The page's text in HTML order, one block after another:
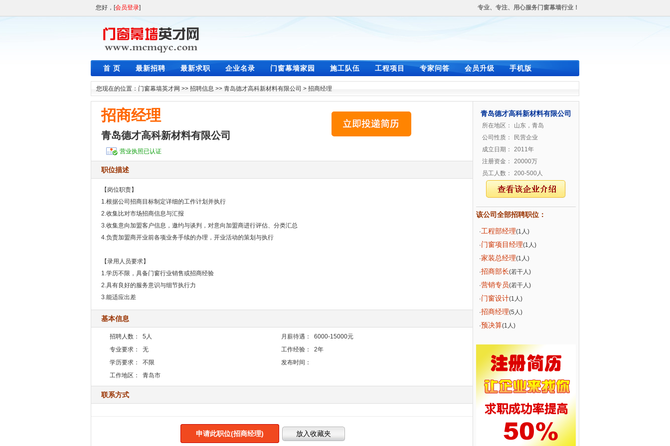
您好，[会员登录] 专业、专注、用心服务门窗幕墙行业！
首 页 最新招聘 最新求职 企业名录 门窗幕墙家园 施工队伍 工程项目 专家问答 会员升级 手机版
您现在的位置： 门窗幕墙英才网 >> 招聘信息 >> 青岛德才高科新材料有限公司 > 招商经理
招商经理
青岛德才高科新材料有限公司
营业执照已认证
职位描述
【岗位职责】
1.根据公司招商目标制定详细的工作计划并执行
2.收集比对市场招商信息与汇报
3.收集意向加盟客户信息，邀约与谈判，对意向加盟商进行评估、分类汇总
4.负责加盟商开业前各项业务手续的办理，开业活动的策划与执行
【录用人员要求】
1.学历不限，具备门窗行业销售或招商经验
2.具有良好的服务意识与细节执行力
3.能适应出差
基本信息
招聘人数： 5人 月薪待遇：
6000-15000元
专业要求：
无 工作经验：
2年
学历要求：
不限
发布时间：
工作地区：
青岛市
联系方式
申请此职位(招商经理)
青岛德才高科新材料有限公司
所在地区：
山东，青岛
公司性质：
民营企业
成立日期：
2011年
注册资金：
20000万
员工人数：
200-500人
该公司全部招聘职位：
·工程部经理(1人)
·门窗项目经理(1人)
·家装总经理(1人)
·招商部长(若干人)
·营销专员(若干人)
·门窗设计(1人)
·招商经理(5人)
·预决算(1人)